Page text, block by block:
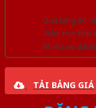
Quà tặng đồ
Giảm trực tiếp
Nhiều ưu đãi
TẢI BẢNG GIÁ